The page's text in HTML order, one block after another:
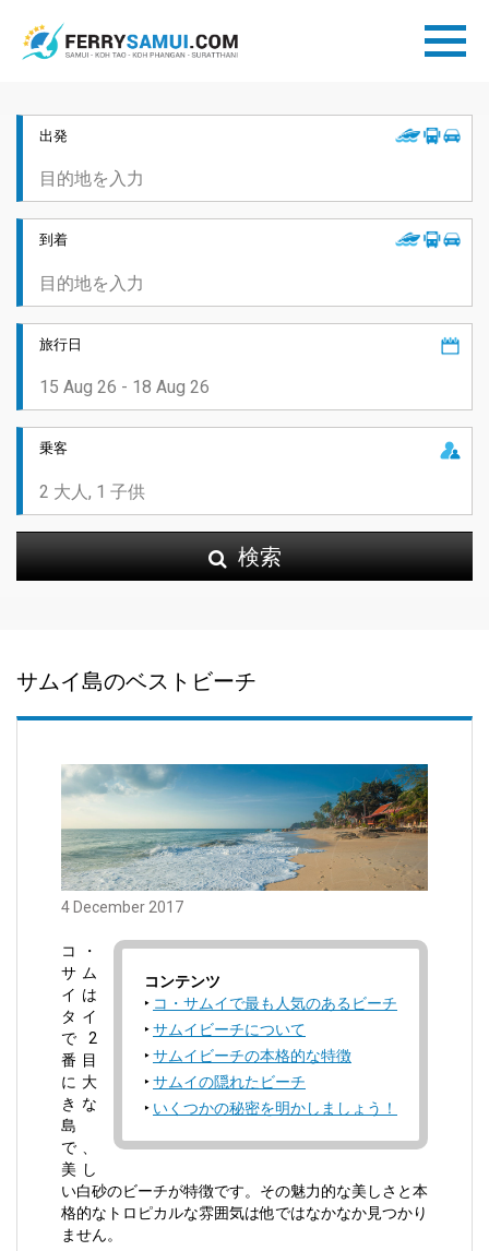
出発
到着
旅行日
乗客
検索
サムイ島のベストビーチ
4 December 2017
コンテンツ
コ・サムイで最も人気のあるビーチ
サムイビーチについて
サムイビーチの本格的な特徴
サムイの隠れたビーチ
いくつかの秘密を明かしましょう！
コ・
サム
イは
タイ
で2
番目
に大
きな
島
で、
美し
い白砂のビーチが特徴です。その魅力的な美しさと本
格的なトロピカルな雰囲気は他ではなかなか見つかり
ません。